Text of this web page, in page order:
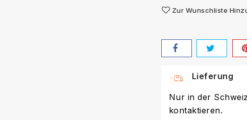
Zur Wunschliste
Lieferung
Nur in der
kontaktieren.